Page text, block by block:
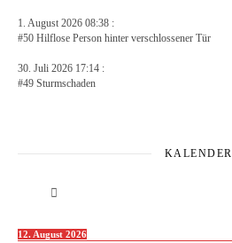
1. August 2026 08:38 :
#50 Hilflose Person hinter verschlossener Tür
30. Juli 2026 17:14 :
#49 Sturmschaden
KALENDER
12. August 2026